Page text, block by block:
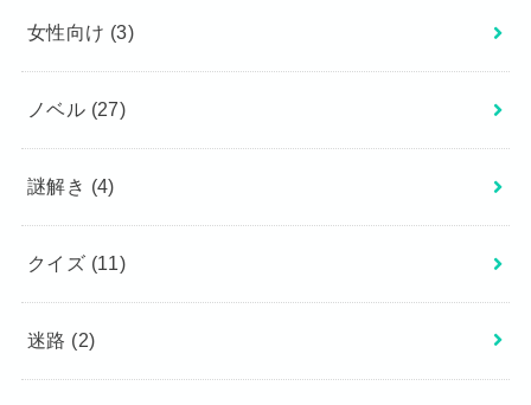
女性向け (3)
ノベル (27)
謎解き (4)
クイズ (11)
迷路 (2)